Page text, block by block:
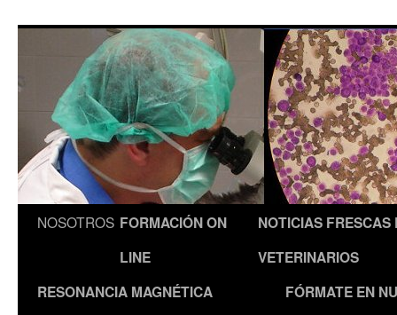
NOSOTROS FORMACIÓN ON
LINE
NOTICIAS FRESCAS
VETERINARIOS
RESONANCIA MAGNÉTICA
FÓRMATE EN